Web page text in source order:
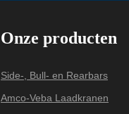
Onze producten
Side-, Bull- en Rearbars
Amco-Veba Laadkranen